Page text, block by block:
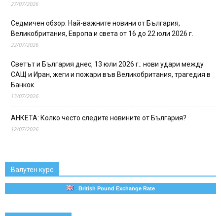
27/07/2026
Седмичен обзор: Най-важните новини от България,
Великобритания, Европа и света от 16 до 22 юли 2026 г.
22/07/2026
Светът и България днес, 13 юли 2026 г.: нови удари между
САЩ и Иран, жеги и пожари във Великобритания, трагедия в
Банкок
13/07/2026
АНКЕТА: Колко често следите новините от България?
12/07/2026
Валутен курс
British Pound Exchange Rate